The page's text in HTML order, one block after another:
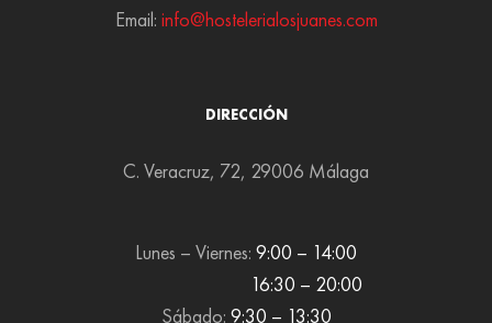
Email: info@hostelerialosjuanes.com
DIRECCIÓN
C. Veracruz, 72, 29006 Málaga
Lunes – Viernes: 9:00 – 14:00
16:30 – 20:00
Sábado: 9:30 – 13:30